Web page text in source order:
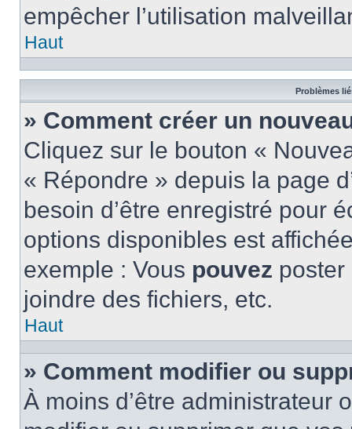
empêcher l’utilisation
Haut
Problèmes
» Comment créer un
Cliquez sur le bouton «
« Répondre » depuis la page
besoin d’être enregistré pour
options disponibles est
exemple : Vous pouvez
joindre des fichiers, etc.
Haut
» Comment modifier ou
À moins d’être administrateur